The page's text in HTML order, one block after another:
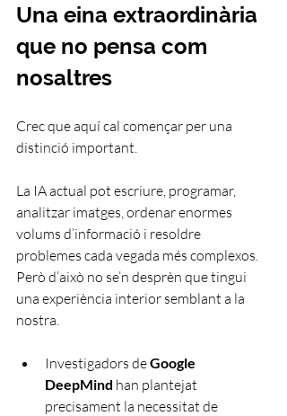
Una eina extraordinària
que no pensa com
nosaltres
Crec que aquí cal començar per una
distinció important.
La IA actual pot escriure, programar,
analitzar imatges, ordenar enormes
volums d’informació i resoldre
problemes cada vegada més complexos.
Però d’això no se’n desprèn que tingui
una experiència interior semblant a la
nostra.
Investigadors de Google
DeepMind han plantejat
precisament la necessitat de